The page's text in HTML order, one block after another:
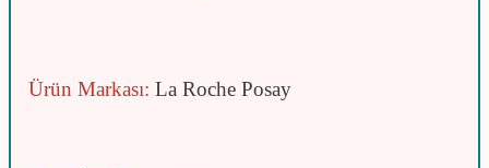
Ürün Markası: La Roche Posay